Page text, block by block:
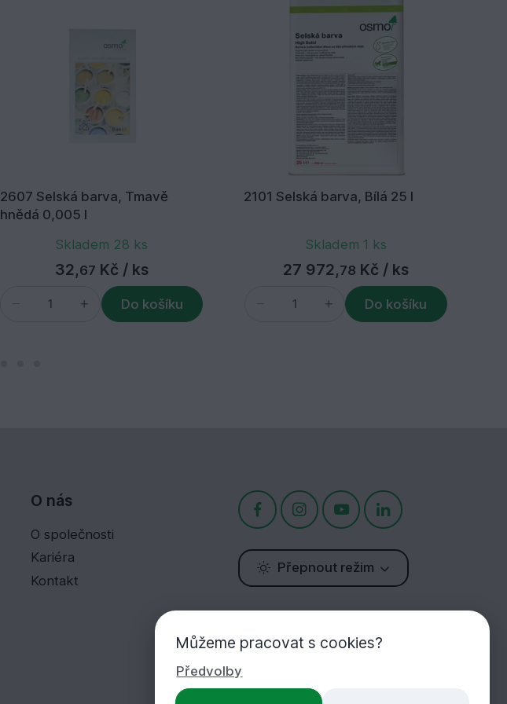
2607 Selská barva, Tmavě
hnědá 0,005 l
Skladem 28 ks
32,67 Kč / ks
Do košíku
2101 Selská barva, Bílá 25 l
Skladem 1 ks
27 972,78 Kč / ks
Do košíku
O nás
O společnosti
Kariéra
Kontakt
Přepnout režim
Jsme tu pro Vás!
+420 283 933 452
Můžeme pracovat s cookies?
Předvolby